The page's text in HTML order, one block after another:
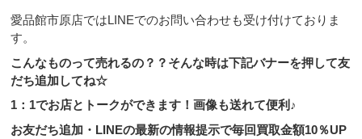
愛品館市原店ではLINEでのお問い合わせも受け付けておりま
す。
こんなものって売れるの？？そんな時は下記バナーを押して友
だち追加してね☆
1：1でお店とトークができます！画像も送れて便利♪
お友だち追加・LINEの最新の情報提示で毎回買取金額10％UP